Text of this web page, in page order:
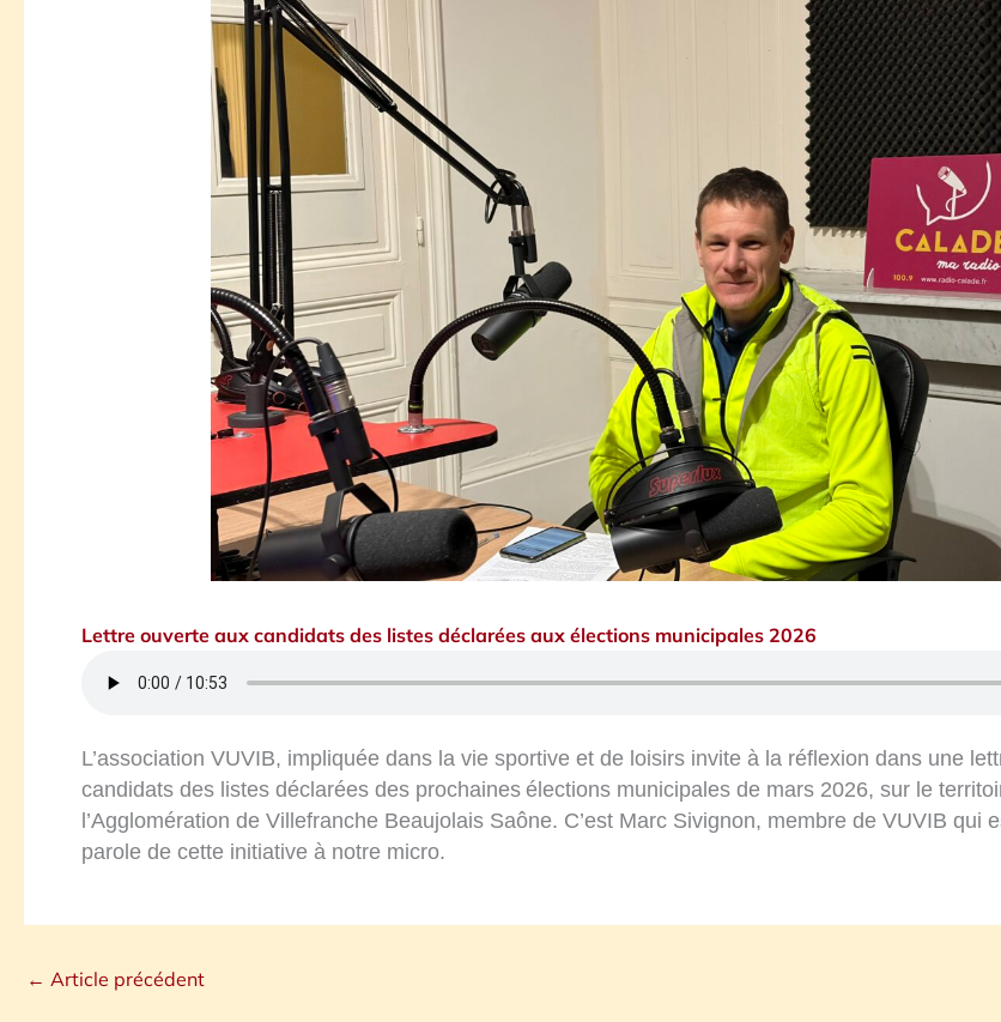
Lettre ouverte aux candidats des listes déclarées aux élections municipales 2026
L’association VUVIB, impliquée dans la vie sportive et de loisirs invite à la réflexion dans une
candidats des listes déclarées des prochaines élections municipales de mars 2026, sur le
l’Agglomération de Villefranche Beaujolais Saône. C’est Marc Sivignon, membre de VUVIB qui
parole de cette initiative à notre micro.
← Article précédent